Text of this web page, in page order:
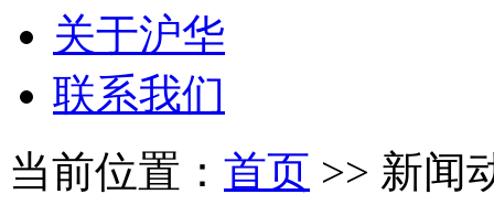
关于沪华
联系我们
当前位置： 首页 >> 新闻